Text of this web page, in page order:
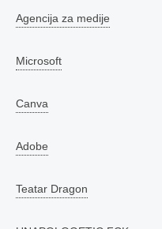
Agencija za medije
Microsoft
Canva
Adobe
Teatar Dragon